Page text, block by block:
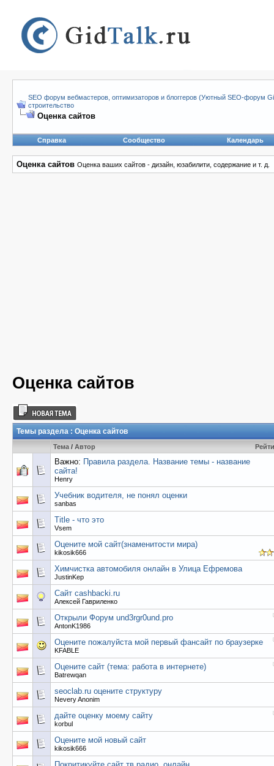
SEO форум вебмастеров, оптимизаторов и блоггеров (Уютный SEO-форум
строительство
Оценка сайтов
Справка Сообщество Календарь
Оценка сайтов Оценка ваших сайтов - дизайн, юзабилити, содержание и т. д.
Оценка сайтов
Темы раздела : Оценка сайтов
Тема / Автор
Важно: Правила раздела. Название темы - название
сайта!
Henry
Учебник водителя, не понял оценки
sanbas
Title - что это
Vsem
Оцените мой сайт(знаменитости мира)
kikosik666
Химчистка автомобиля онлайн в Улица Ефремова
JustinKep
Сайт cashbacki.ru
Алексей Гавриленко
Открыли Форум und3rgr0und.pro
AntonK1986
Оцените пожалуйста мой первый фансайт по браузерке
KFABLE
Оцените сайт (тема: работа в интернете)
Batrewqan
seoclab.ru оцените структуру
Nevery Anonim
дайте оценку моему сайту
korbul
Оцените мой новый сайт
kikosik666